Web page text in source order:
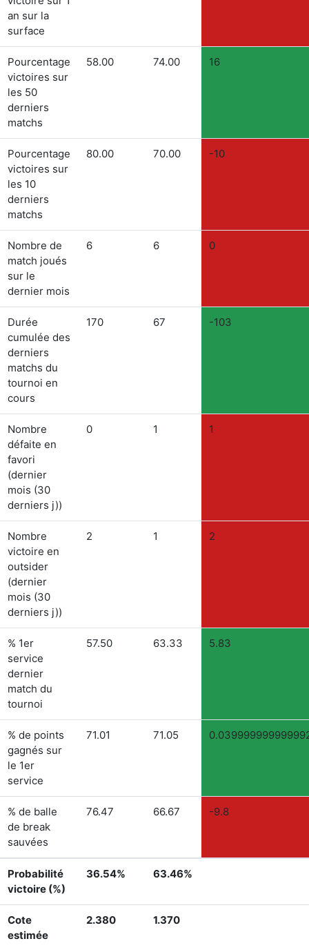
an sur la
surface
Pourcentage
victoires sur
les 50
derniers
matchs
58.00 74.00 16
Pourcentage
victoires sur
les 10
derniers
matchs
80.00 70.00 -10
Nombre de
match joués
sur le
dernier mois
6 6 0
Durée
cumulée des
derniers
matchs du
tournoi en
cours
170 67 -103
Nombre
défaite en
favori
(dernier
mois (30
derniers j))
0 1 1
Nombre
victoire en
outsider
(dernier
mois (30
derniers j))
2 1 2
% 1er
service
dernier
match du
tournoi
57.50 63.33 5.83
% de points
gagnés sur
le 1er
service
71.01 71.05
% de balle
de break
sauvées
76.47 66.67 -9.8
Probabilité
victoire (%)
36.54% 63.46%
Cote
estimée
2.380 1.370